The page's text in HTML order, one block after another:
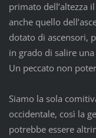
primato dell’altezza
anche quello
dotato di ascensori,
in grado di salire
Un peccato non
Siamo la sola
occidentale, così la
potrebbe essere